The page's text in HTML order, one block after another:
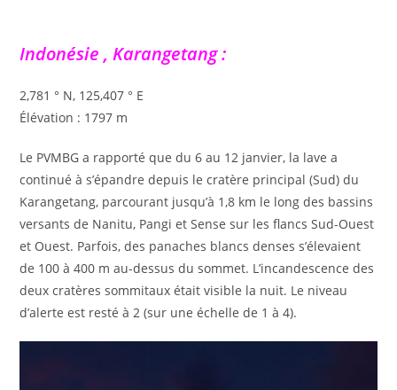
Indonésie , Karangetang :
2,781 ° N, 125,407 ° E
Élévation : 1797 m
Le PVMBG a rapporté que du 6 au 12 janvier, la lave a
continué à s’épandre depuis le cratère principal (Sud) du
Karangetang, parcourant jusqu’à 1,8 km le long des bassins
versants de Nanitu, Pangi et Sense sur les flancs Sud-Ouest
et Ouest. Parfois, des panaches blancs denses s’élevaient
de 100 à 400 m au-dessus du sommet. L’incandescence des
deux cratères sommitaux était visible la nuit. Le niveau
d’alerte est resté à 2 (sur une échelle de 1 à 4).